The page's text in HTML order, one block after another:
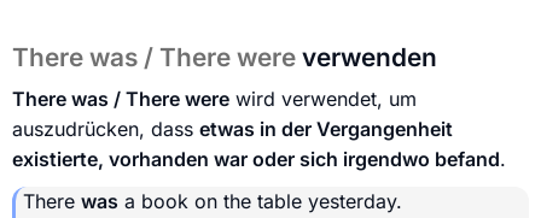
There was / There were verwenden
There was / There were wird verwendet, um
auszudrücken, dass etwas in der Vergangenheit
existierte, vorhanden war oder sich irgendwo befand.
There was a book on the table yesterday.